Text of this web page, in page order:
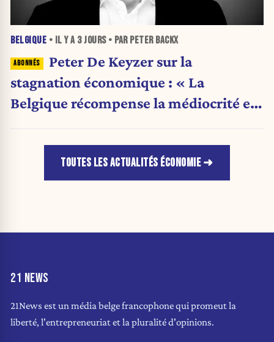
BELGIQUE • IL Y A 3 JOURS• PAR PETER BACKX
Peter De Keyzer sur la
stagnation économique : « La
Belgique récompense la médiocrité et
TOUTES LES ACTUALITÉS ÉCONOMIE
21 NEWS
21News est un média belge francophone qui promeut la
liberté, l'entrepreneuriat et la pluralité d'opinions.